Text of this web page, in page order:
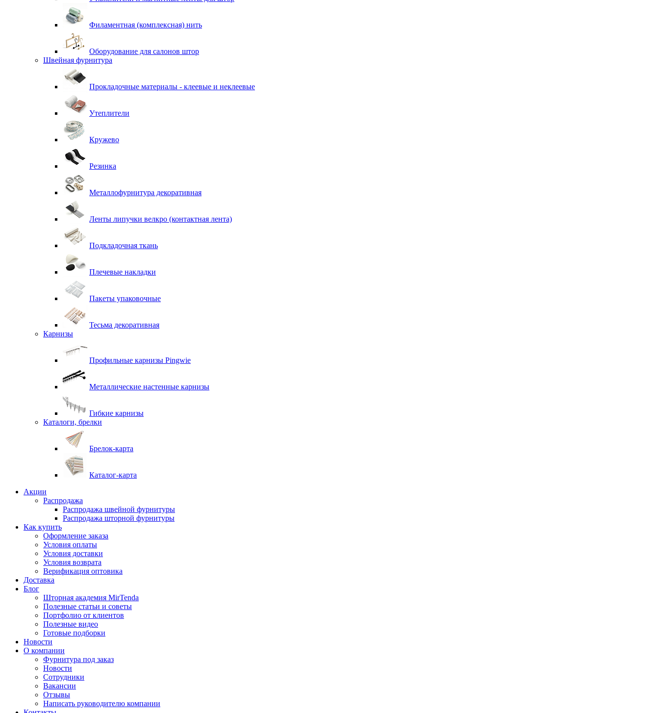
Филаментная (комплексная) нить
Оборудование для салонов штор
Швейная фурнитура
Прокладочные материалы - клеевые и неклеевые
Утеплители
Кружево
Резинка
Металлофурнитура декоративная
Ленты липучки велкро (контактная лента)
Подкладочная ткань
Плечевые накладки
Пакеты упаковочные
Тесьма декоративная
Карнизы
Профильные карнизы Pingwie
Металлические настенные карнизы
Гибкие карнизы
Каталоги, брелки
Брелок-карта
Каталог-карта
Акции
Распродажа
Распродажа швейной фурнитуры
Распродажа шторной фурнитуры
Как купить
Оформление заказа
Условия оплаты
Условия доставки
Условия возврата
Верификация оптовика
Доставка
Блог
Шторная академия MirTenda
Полезные статьи и советы
Портфолио от клиентов
Полезные видео
Готовые подборки
Новости
О компании
Фурнитура под заказ
Новости
Сотрудники
Вакансии
Отзывы
Написать руководителю компании